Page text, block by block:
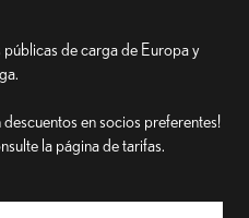
públicas de carga de Europa y
en socios preferentes!
la página de tarifas.